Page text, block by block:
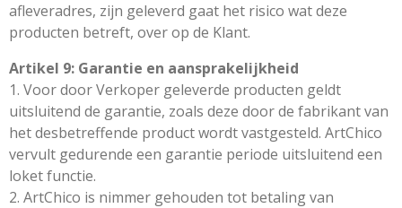
afleveradres, zijn geleverd gaat het risico wat deze
producten betreft, over op de Klant.
Artikel 9: Garantie en aansprakelijkheid
1. Voor door Verkoper geleverde producten geldt
uitsluitend de garantie, zoals deze door de fabrikant van
het desbetreffende product wordt vastgesteld. ArtChico
vervult gedurende een garantie periode uitsluitend een
loket functie.
2. ArtChico is nimmer gehouden tot betaling van